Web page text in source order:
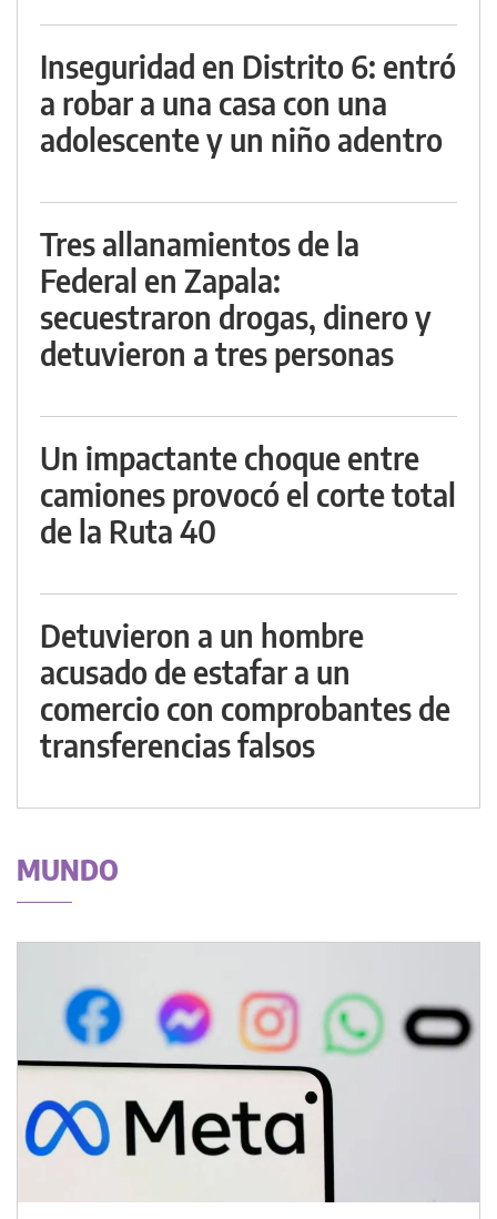
Inseguridad en Distrito 6: entró
a robar a una casa con una
adolescente y un niño adentro
Tres allanamientos de la
Federal en Zapala:
secuestraron drogas, dinero y
detuvieron a tres personas
Un impactante choque entre
camiones provocó el corte total
de la Ruta 40
Detuvieron a un hombre
acusado de estafar a un
comercio con comprobantes de
transferencias falsos
MUNDO